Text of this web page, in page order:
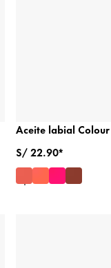
Aceite labial
S/ 22.90*